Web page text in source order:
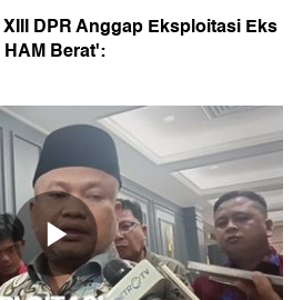
DPR Anggap Eksploitasi Eks
Berat':